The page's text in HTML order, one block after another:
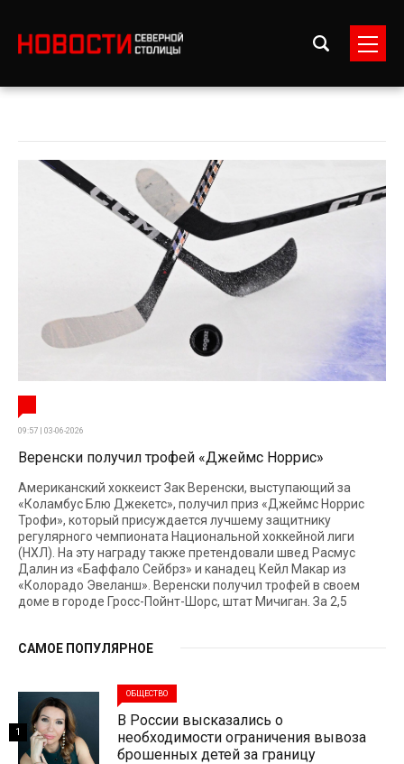
09:57 | 03-06-2026
Веренски получил трофей «Джеймс Норрис»
Американский хоккеист Зак Веренски, выступающий за
«Коламбус Блю Джекетс», получил приз «Джеймс Норрис
Трофи», который присуждается лучшему защитнику
регулярного чемпионата Национальной хоккейной лиги
(НХЛ). На эту награду также претендовали швед Расмус
Далин из «Баффало Сейбрз» и канадец Кейл Макар из
«Колорадо Эвеланш». Веренски получил трофей в своем
доме в городе Гросс-Пойнт-Шорс, штат Мичиган. За 2,5
САМОЕ ПОПУЛЯРНОЕ
ОБЩЕСТВО
В России высказались о
необходимости ограничения вывоза
брошенных детей за границу
1